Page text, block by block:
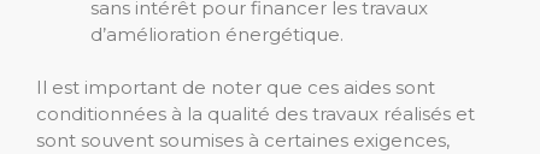
sans intérêt pour financer les travaux
d’amélioration énergétique.
Il est important de noter que ces aides sont
conditionnées à la qualité des travaux réalisés et
sont souvent soumises à certaines exigences,